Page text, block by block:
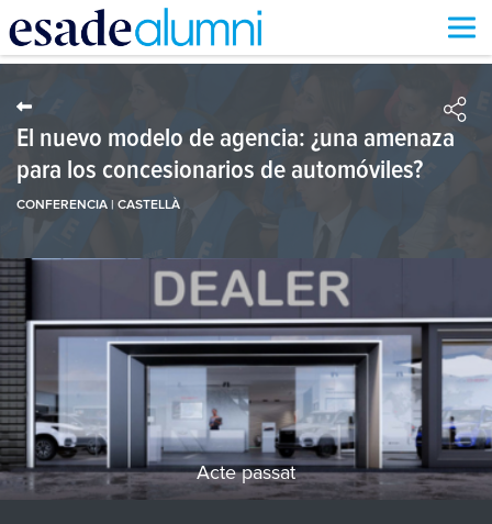
Vés
contingut
El nuevo modelo de agencia: ¿una amenaza
para los concesionarios de automóviles?
CONFERENCIA | CASTELLÀ
Acte passat